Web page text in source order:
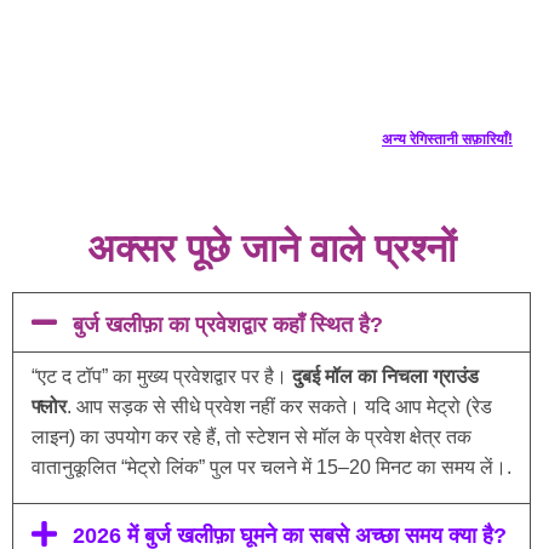
अन्य रेगिस्तानी सफ़ारियाँ!
अक्सर पूछे जाने वाले प्रश्नों
बुर्ज खलीफ़ा का प्रवेशद्वार कहाँ स्थित है?
“एट द टॉप” का मुख्य प्रवेशद्वार पर है।दुबई मॉल का निचला ग्राउंड
फ्लोर. आप सड़क से सीधे प्रवेश नहीं कर सकते। यदि आप मेट्रो (रेड
लाइन) का उपयोग कर रहे हैं, तो स्टेशन से मॉल के प्रवेश क्षेत्र तक
वातानुकूलित “मेट्रो लिंक” पुल पर चलने में 15–20 मिनट का समय लें।.
2026 में बुर्ज खलीफ़ा घूमने का सबसे अच्छा समय क्या है?